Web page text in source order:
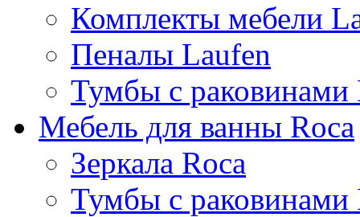
Комплекты мебели
Пеналы Laufen
Тумбы с раковинами
Мебель для ванны Roca
Зеркала Roca
Тумбы с раковинами